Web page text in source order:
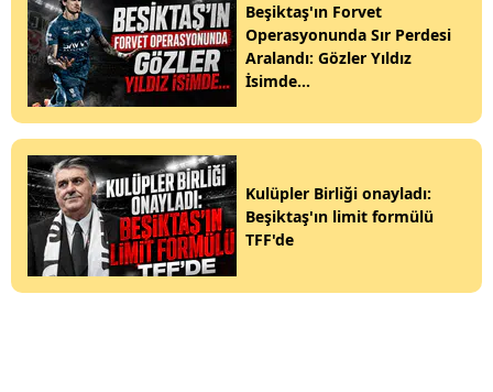
Beşiktaş'ın Forvet
Operasyonunda Sır Perdesi
Aralandı: Gözler Yıldız
İsimde...
Kulüpler Birliği onayladı:
Beşiktaş'ın limit formülü
TFF'de